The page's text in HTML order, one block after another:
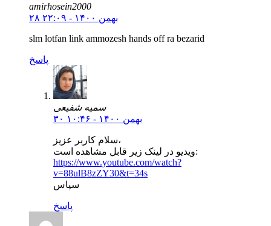
amirhosein2000
۲۸ بهمن ۱۴۰۰ - ۲۲:۰۹
slm lotfan link ammozesh hands off ra bezarid
پاسخ
سمیه شفیعی
۳۰ بهمن ۱۴۰۰ - ۱۰:۴۶
سلام کاربر عزیز،
ویدیو در لینک زیر قابل مشاهده است:
https://www.youtube.com/watch?
v=88ulB8zZY30&t=34s
سپاس
پاسخ